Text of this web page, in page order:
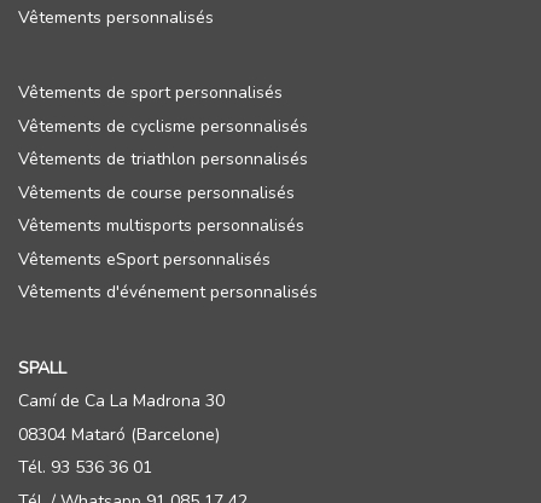
Vêtements personnalisés
Vêtements de sport personnalisés
Vêtements de cyclisme personnalisés
Vêtements de triathlon personnalisés
Vêtements de course personnalisés
Vêtements multisports personnalisés
Vêtements eSport personnalisés
Vêtements d'événement personnalisés
SPALL
Camí de Ca La Madrona 30
08304 Mataró (Barcelone)
Tél. 93 536 36 01